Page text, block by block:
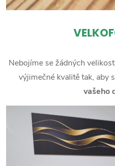
Nebojíme se žádných
výjimečné kvalitě tak, aby
vašeho